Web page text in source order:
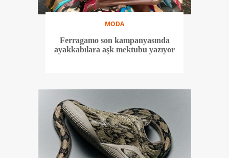
MODA
Ferragamo son kampanyasında
ayakkabılara aşk mektubu yazıyor